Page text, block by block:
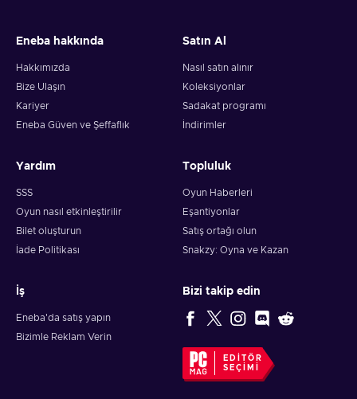
Eneba hakkında
Hakkımızda
Bize Ulaşın
Kariyer
Eneba Güven ve Şeffaflık
Satın Al
Nasıl satın alınır
Koleksiyonlar
Sadakat programı
İndirimler
Yardım
SSS
Oyun nasıl etkinleştirilir
Bilet oluşturun
İade Politikası
Topluluk
Oyun Haberleri
Eşantiyonlar
Satış ortağı olun
Snakzy: Oyna ve Kazan
İş
Eneba'da satış yapın
Bizimle Reklam Verin
Bizi takip edin
EDITÖR
SEÇIMI